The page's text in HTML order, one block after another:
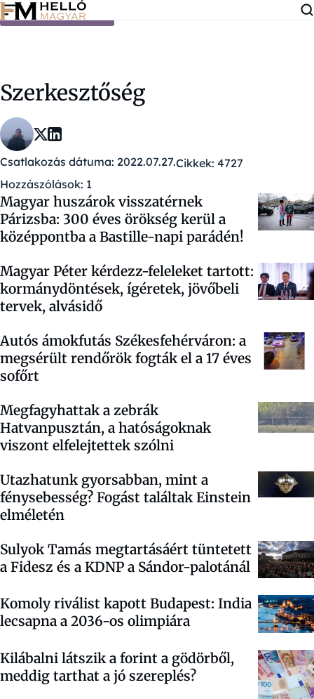
Ugrás a tartalomra
Szerkesztőség
Csatlakozás dátuma: 2022.07.27.Cikkek: 4727
Hozzászólások: 1
Magyar huszárok visszatérnek
Párizsba: 300 éves örökség kerül a
középpontba a Bastille-napi parádén!
Magyar Péter kérdezz-feleleket tartott:
kormánydöntések, ígéretek, jövőbeli
tervek, alvásidő
Autós ámokfutás Székesfehérváron: a
megsérült rendőrök fogták el a 17 éves
sofőrt
Megfagyhattak a zebrák
Hatvanpusztán, a hatóságoknak
viszont elfelejtettek szólni
Utazhatunk gyorsabban, mint a
fénysebesség? Fogást találtak Einstein
elméletén
Sulyok Tamás megtartásáért tüntetett
a Fidesz és a KDNP a Sándor-palotánál
Komoly riválist kapott Budapest: India
lecsapna a 2036-os olimpiára
Kilábalni látszik a forint a gödörből,
meddig tarthat a jó szereplés?